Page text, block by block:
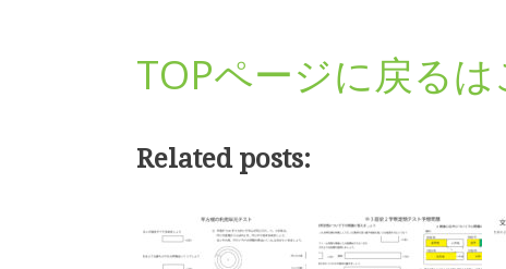
TOPページに戻るは
Related posts: